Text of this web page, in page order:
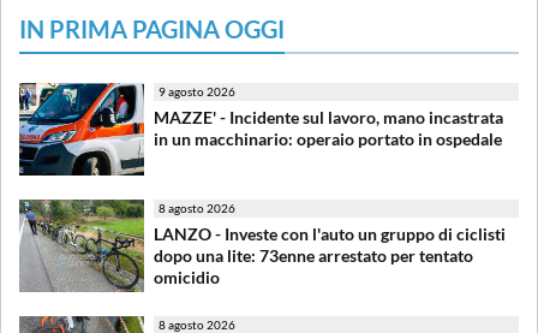
IN PRIMA PAGINA OGGI
9 agosto 2026
MAZZE' - Incidente sul lavoro, mano incastrata
in un macchinario: operaio portato in ospedale
8 agosto 2026
LANZO - Investe con l'auto un gruppo di ciclisti
dopo una lite: 73enne arrestato per tentato
omicidio
8 agosto 2026